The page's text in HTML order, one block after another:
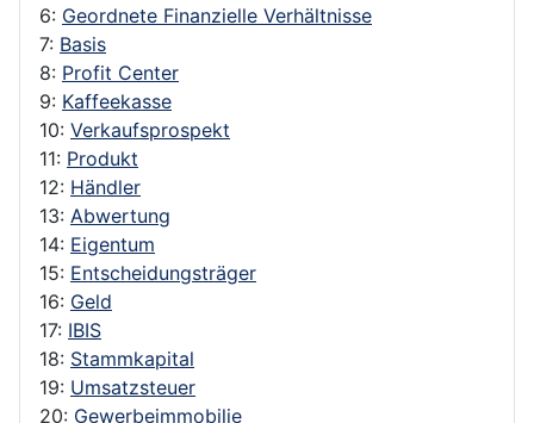
6: Geordnete Finanzielle Verhältnisse
7: Basis
8: Profit Center
9: Kaffeekasse
10: Verkaufsprospekt
11: Produkt
12: Händler
13: Abwertung
14: Eigentum
15: Entscheidungsträger
16: Geld
17: IBIS
18: Stammkapital
19: Umsatzsteuer
20: Gewerbeimmobilie